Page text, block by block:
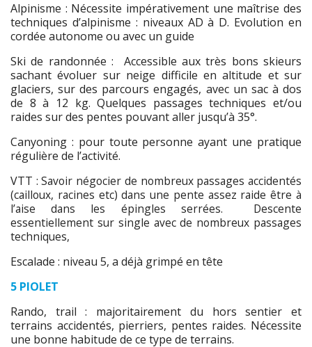
Alpinisme : Nécessite impérativement une maîtrise des
techniques d’alpinisme : niveaux AD à D. Evolution en
cordée autonome ou avec un guide
Ski de randonnée : Accessible aux très bons skieurs
sachant évoluer sur neige difficile en altitude et sur
glaciers, sur des parcours engagés, avec un sac à dos
de 8 à 12 kg. Quelques passages techniques et/ou
raides sur des pentes pouvant aller jusqu’à 35°.
Canyoning : pour toute personne ayant une pratique
régulière de l’activité.
VTT :Savoir négocier de nombreux passages accidentés
(cailloux, racines etc) dans une pente assez raide être à
l’aise dans les épingles serrées. Descente
essentiellement sur single avec de nombreux passages
techniques,
Escalade : niveau 5, a déjà grimpé en tête
5 PIOLET
Rando, trail : majoritairement du hors sentier et
terrains accidentés, pierriers, pentes raides. Nécessite
une bonne habitude de ce type de terrains.